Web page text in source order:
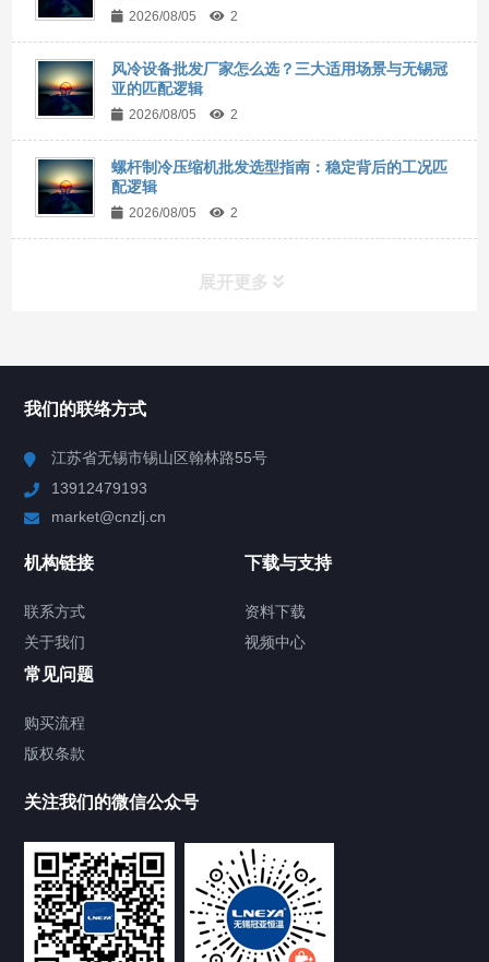
2026/08/05 2
风冷设备批发厂家怎么选？三大适用场景与无锡冠
亚的匹配逻辑
2026/08/05 2
螺杆制冷压缩机批发选型指南：稳定背后的工况匹
配逻辑
2026/08/05 2
展开更多
Chiller高精度制冷循环器
TCU温度控制单元
Chiller气体控温系统
Chamber试验箱
FREEZER低温箱
我们的联络方式
江苏省无锡市锡山区翰林路55号
13912479193
market@cnzlj.cn
机构链接
联系方式
关于我们
下载与支持
资料下载
视频中心
常见问题
购买流程
版权条款
关注我们的微信公众号